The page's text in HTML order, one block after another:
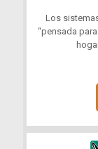
Los
“pensada